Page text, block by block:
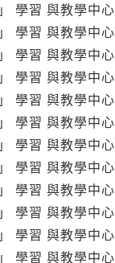
學習 與教學中心
學習 與教學中心
學習 與教學中心
學習 與教學中心
學習 與教學中心
學習 與教學中心
學習 與教學中心
學習 與教學中心
學習 與教學中心
學習 與教學中心
學習 與教學中心
學習 與教學中心